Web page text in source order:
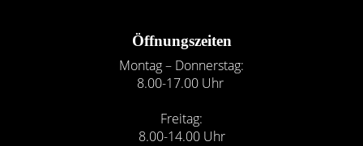
Öffnungszeiten
Montag – Donnerstag:
8.00-17.00 Uhr
Freitag:
8.00-14.00 Uhr